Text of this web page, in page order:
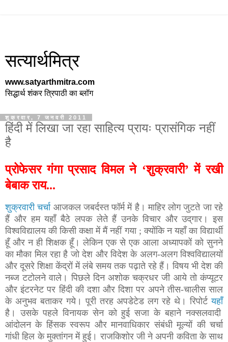
सत्यार्थमित्र
www.satyarthmitra.com
सिद्धार्थ शंकर त्रिपाठी का ब्लॉग
शुक्रवार, 7 जनवरी 2011
हिंदी में लिखा जा रहा साहित्य प्रायः प्रासंगिक नहीं
है
प्रोफेसर गंगा प्रसाद विमल ने ‘शुक्रवारी’ में रखी
बेबाक राय...
शुक्रवारी चर्चाआजकल जबर्दस्त फॉर्म में है। माहिर लोग जुटते जा रहे
हैं और हम यहाँ बैठे लपक लेते हैं उनके विचार और उद्‌गार। इस
विश्वविद्यालय की किसी कक्षा में मैं नहीं गया ; क्योंकि न यहाँ का विद्यार्थी
हूँ और न ही शिक्षक हूँ। लेकिन एक से एक आला अध्यापकों को सुनने
का मौका मिल रहा है जो देश और विदेश के अलग-अलग विश्वविद्यालयों
और दूसरे शिक्षा केंद्रों में लंबे समय तक पढ़ाते रहे हैं। विषय भी देश की
नब्ज टटोलने वाले। पिछले दिन अशोक चक्रधर जी आये तो कंप्यूटर
और इंटरनेट पर हिंदी की दशा और दिशा पर अपने तीस-चालीस साल
के अनुभव बताकर गये। पूरी तरह अपडेटेड लग रहे थे। रिपोर्टयहाँ
है। उसके पहले विनायक सेन को हुई सजा के बहाने नक्सलवादी
आंदोलन के हिंसक स्वरूप और मानवाधिकार संबंधी मूल्यों की चर्चा
गांधी हिल के मुक्तांगन में हुई। राजकिशोर जी ने अपनी कविता के साथ